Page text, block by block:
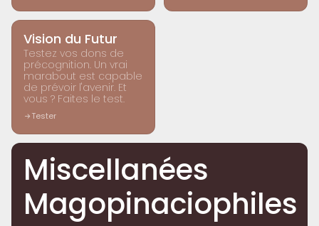
Vision du Futur
Testez vos dons de
précognition. Un vrai
marabout est capable
de prévoir l'avenir. Et
vous ? Faites le test.
Tester
Miscellanées
Magopinaciophiles